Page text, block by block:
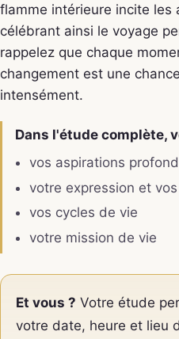
flamme intérieure incite les
célébrant ainsi le voyage
rappelez que chaque
changement est une
intensément.
Dans l'étude complète,
vos aspirations
votre expression et
vos cycles de vie
votre mission de vie
Et vous ? Votre étude
votre date, heure et lieu